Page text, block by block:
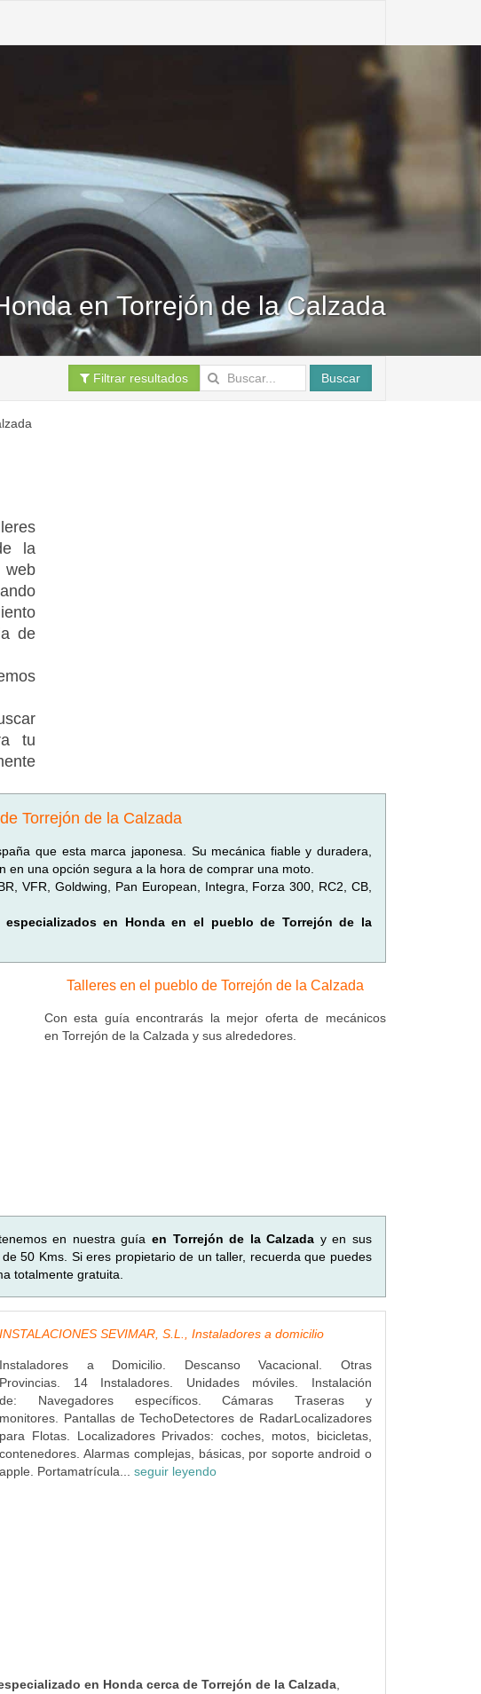
en Torrejón de la Calzada
Filtrar resultados Buscar
la
de
tu
Torrejón de la Calzada
que esta marca japonesa. Su mecánica fiable y duradera,
una opción segura a la hora de comprar una moto.
VFR, Goldwing, Pan European, Integra, Forza 300, RC2, CB,
especializados en Honda en el pueblo de Torrejón de la
Talleres en el pueblo de Torrejón de la Calzada
Con esta guía encontrarás la mejor oferta de mecánicos
en Torrejón de la Calzada y sus alrededores.
en nuestra guía en Torrejón de la Calzada y en sus
50 Kms. Si eres propietario de un taller, recuerda que puedes
totalmente gratuita.
INSTALACIONES SEVIMAR, S.L., Instaladores a domicilio
Instaladores a Domicilio. Descanso Vacacional. Otras
Provincias. 14 Instaladores. Unidades móviles. Instalación
de: Navegadores específicos. Cámaras Traseras y
monitores. Pantallas de TechoDetectores de RadarLocalizadores
para Flotas. Localizadores Privados: coches, motos, bicicletas,
contenedores. Alarmas complejas, básicas, por soporte android o
apple. Portamatrícula... seguir leyendo
en Honda cerca de Torrejón de la Calzada,